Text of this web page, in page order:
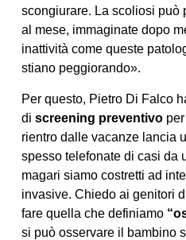
scongiurare. La scoliosi può
al mese, immaginate dopo
inattività come queste
stiano peggiorando».
Per questo, Pietro Di Falco
di screening preventivoper
rientro dalle vacanze lancia
spesso telefonate di casi da
magari siamo costretti ad
invasive. Chiedo ai genitori
fare quella che definiamo
si può osservare il bambino